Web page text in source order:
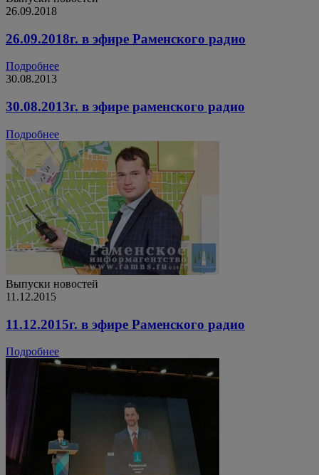
26.09.2018
26.09.2018г. в эфире Раменского радио
Подробнее
30.08.2013
30.08.2013г. в эфире раменского радио
Подробнее
Выпуски новостей
11.12.2015
11.12.2015г. в эфире Раменского радио
Подробнее